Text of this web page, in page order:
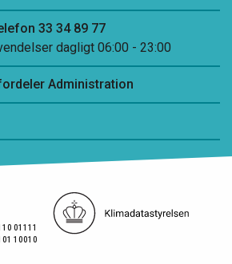
33 34 89 77
dagligt 06:00 - 23:00
Administration
01111
10010